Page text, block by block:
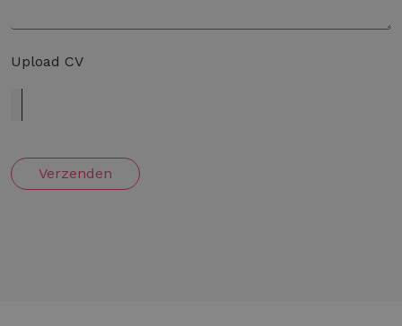
Upload CV
Verzenden